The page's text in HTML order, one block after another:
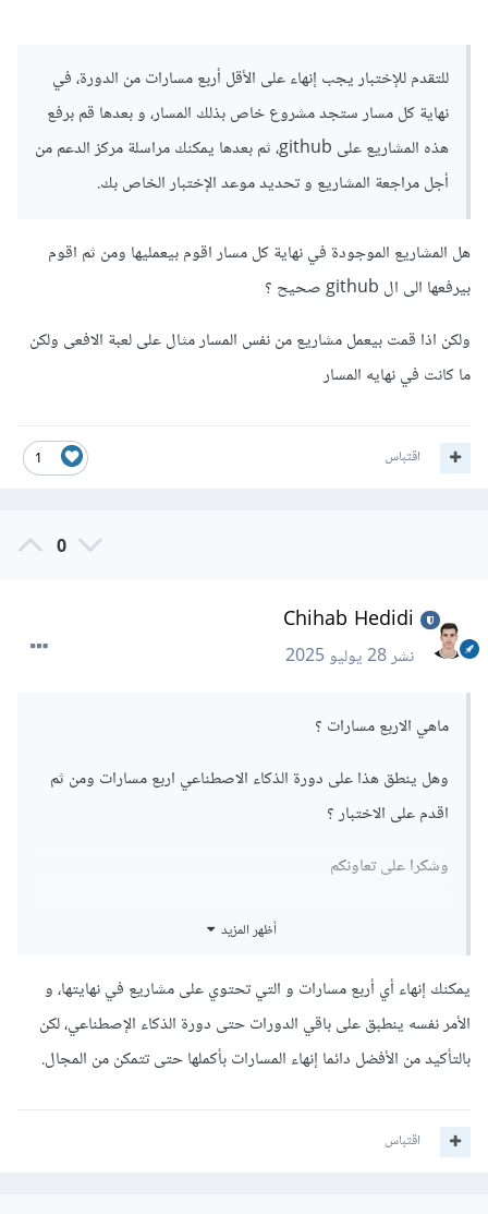
للتقدم للإختبار يجب إنهاء على الأقل أربع مسارات من الدورة، في
نهاية كل مسار ستجد مشروع خاص بذلك المسار، و بعدها قم برفع
هذه المشاريع على github، ثم بعدها يمكنك مراسلة مركز الدعم من
أجل مراجعة المشاريع و تحديد موعد الإختبار الخاص بك.
هل المشاريع الموجودة في نهاية كل مسار اقوم بيعمليها ومن ثم اقوم
بيرفعها الى ال github صحيح ؟
ولكن اذا قمت بيعمل مشاريع من نفس المسار مثال على لعبة الافعى ولكن
ما كانت في نهايه المسار
1 اقتباس
0
Chihab Hedidi
نشر28 يوليو 2025
ماهي الاربع مسارات ؟
وهل ينطق هذا على دورة الذكاء الاصطناعي اربع مسارات ومن ثم
اقدم على الاختبار ؟
وشكرا على تعاونكم
أظهر المزيد
يمكنك إنهاء أي أربع مسارات و التي تحتوي على مشاريع في نهايتها، و
الأمر نفسه ينطبق على باقي الدورات حتى دورة الذكاء الإصطناعي، لكن
بالتأكيد من الأفضل دائما إنهاء المسارات بأكملها حتى تتمكن من المجال.
اقتباس